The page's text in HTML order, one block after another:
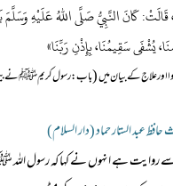
كَانَ النَّبِيُّ صَلَّى اللهُ عَلَيْهِ وَسَلَّمَ
يُشْفَى سَقِيمُنَا، بِإِذْنِ رَبِّنَا»
علاج کے بیان میں(باب: رسول کریم ﷺ نے
س‬ے روایت ہے انہوں نے کہا کہ رسول